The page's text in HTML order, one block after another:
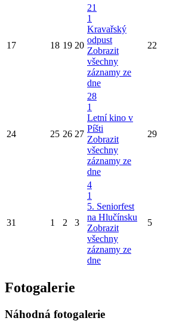
17 18 19 20
21
1
Kravařský
odpust
Zobrazit
všechny
záznamy ze
dne
22
24 25 26 27
28
1
Letní kino v
Píšti
Zobrazit
všechny
záznamy ze
dne
29
31 1 2 3
4
1
5. Seniorfest
na Hlučínsku
Zobrazit
všechny
záznamy ze
dne
5
Fotogalerie
Náhodná fotogalerie